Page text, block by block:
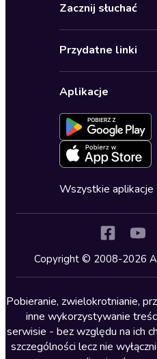
Biznes, marketing, ekonomia
Dla młodzieży
Kryminały
Lektury szkolne
Literatura anglojęzyczna
Literatura faktu
Literatura obyczajowa
Pomoc
Ustawienia
Formularz
Deklaracja
Zacznij słuchać
Karnety
Oferta dla firm i
Przydatne linki
Dołącz do
Blog
Zapowiedzi
Cykle audiobooków
Aplikacje
Wszystkie aplikacje
Copyright © 2008-2026
Pobieranie, zwielokrotnianie,
inne wykorzystywanie
serwisie - bez względu na ich
szczególności lecz nie